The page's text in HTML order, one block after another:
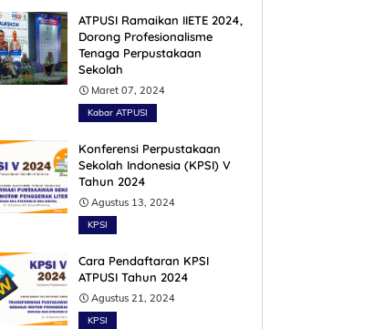
ATPUSI Ramaikan IIETE 2024,
Dorong Profesionalisme
Tenaga Perpustakaan
Sekolah
Maret 07, 2024
Kabar ATPUSI
Konferensi Perpustakaan
Sekolah Indonesia (KPSI) V
Tahun 2024
Agustus 13, 2024
KPSI
Cara Pendaftaran KPSI
ATPUSI Tahun 2024
Agustus 21, 2024
KPSI